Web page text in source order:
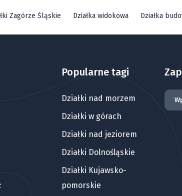
Zagórze Śląskie Działka widokowa Działka
Popularne tagi
Działki nad morzem
Działki w górach
Działki nad jeziorem
Działki Dolnośląskie
Działki Kujawsko-
pomorskie